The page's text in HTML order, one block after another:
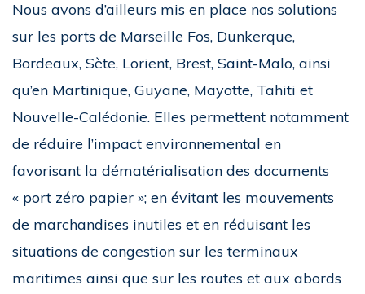
Nous avons d’ailleurs mis en place nos solutions
sur les ports de Marseille Fos, Dunkerque,
Bordeaux, Sète, Lorient, Brest, Saint-Malo, ainsi
qu’en Martinique, Guyane, Mayotte, Tahiti et
Nouvelle-Calédonie. Elles permettent notamment
de réduire l’impact environnemental en
favorisant la dématérialisation des documents
« port zéro papier »; en évitant les mouvements
de marchandises inutiles et en réduisant les
situations de congestion sur les terminaux
maritimes ainsi que sur les routes et aux abords